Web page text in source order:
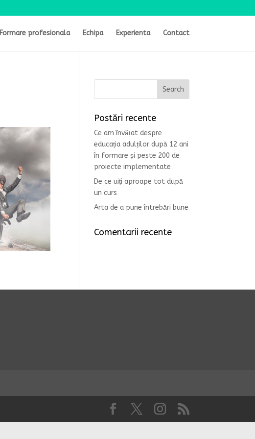
Formare profesionala Echipa Experienta Contact
Postări recente
Ce am învățat despre
educația adulților după 12 ani
în formare și peste 200 de
proiecte implementate
De ce uiți aproape tot după
un curs
Arta de a pune întrebări bune
Comentarii recente